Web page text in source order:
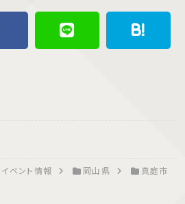
ベント情報 岡山県 真庭市